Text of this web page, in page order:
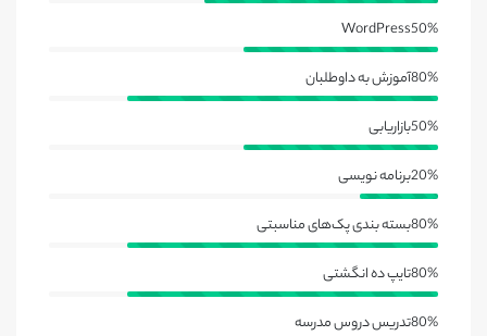
WordPress50%
آموزش به داوطلبان80%
بازاریابی50%
برنامه نویسی20%
بسته بندی پک‌های مناسبتی80%
تایپ ده انگشتی80%
تدریس دروس مدرسه80%